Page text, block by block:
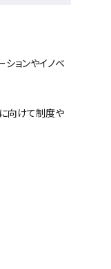
ョンやイノベ
向けて制度や